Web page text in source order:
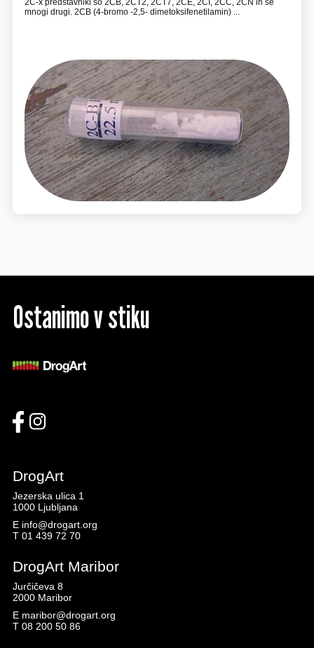
2C-x predstavniki so 2CB, 2CT2, 2CT7, 2CE, 2CI, 2CC, 2CN in še
mnogi drugi. 2CB (4-bromo -2,5- dimetoksifenetilamin) ...
Ostanimo v stiku
DrogArt
Jezerska ulica 1
1000 Ljubljana
E info@drogart.org
T 01 439 72 70
DrogArt Maribor
Jurčičeva 8
2000 Maribor
E maribor@drogart.org
T 08 200 50 86